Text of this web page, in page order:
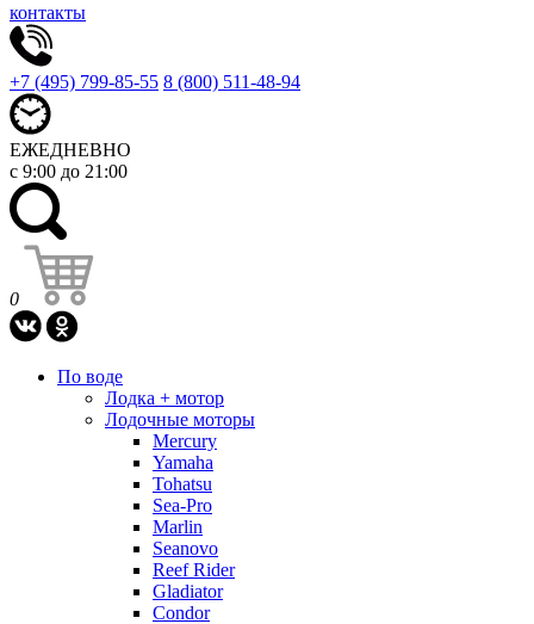
контакты
+7 (495) 799-85-55 8 (800) 511-48-94
ЕЖЕДНЕВНО
с 9:00 до 21:00
0
По воде
Лодка + мотор
Лодочные моторы
Mercury
Yamaha
Tohatsu
Sea-Pro
Marlin
Seanovo
Reef Rider
Gladiator
Condor